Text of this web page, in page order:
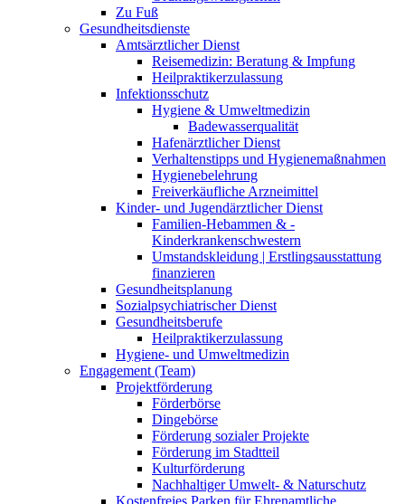
Zu Fuß
Gesundheitsdienste
Amtsärztlicher Dienst
Reisemedizin: Beratung & Impfung
Heilpraktikerzulassung
Infektionsschutz
Hygiene & Umweltmedizin
Badewasserqualität
Hafenärztlicher Dienst
Verhaltenstipps und Hygienemaßnahmen
Hygienebelehrung
Freiverkäufliche Arzneimittel
Kinder- und Jugendärztlicher Dienst
Familien-Hebammen & -
Kinderkrankenschwestern
Umstandskleidung | Erstlingsausstattung
finanzieren
Gesundheitsplanung
Sozialpsychiatrischer Dienst
Gesundheitsberufe
Heilpraktikerzulassung
Hygiene- und Umweltmedizin
Engagement (Team)
Projektförderung
Förderbörse
Dingebörse
Förderung sozialer Projekte
Förderung im Stadtteil
Kulturförderung
Nachhaltiger Umwelt- & Naturschutz
Kostenfreies Parken für Ehrenamtliche